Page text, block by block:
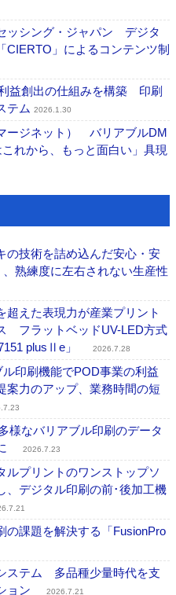
ッシング・ジャパン デジタ
CIERTO」によるコンテンツ制
益創出の仕組みを構築 印刷
テム 2026.1.30
ージネット） バリアブルDM
れから、もっと面白い」具現
技術を詰め込んだ安心・安
熟練度に左右されない生産性
えた表現力が産業プリント
フラットベッドUV-LED方式
plusⅡe」
2026.7.28
印刷機能でPOD事業の利益
力のアップ、業務時間の短
なバリアブル印刷のデータ
2026.7.23
プリントのワンストップソ
、デジタル印刷の前･後加工機
課題を解決する「FusionPro
ステム 多品種少量時代を支
ョン
2026.7.21